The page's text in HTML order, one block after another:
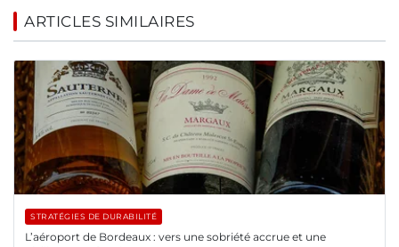
ARTICLES SIMILAIRES
STRATÉGIES DE DURABILITÉ
L’aéroport de Bordeaux : vers une sobriété accrue et une